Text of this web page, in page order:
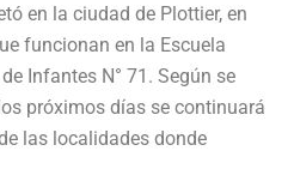
en la ciudad de Plottier, en
funcionan en la Escuela
Infantes N° 71. Según se
próximos días se continuará
las localidades donde